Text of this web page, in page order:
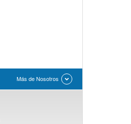
Más de Nosotros